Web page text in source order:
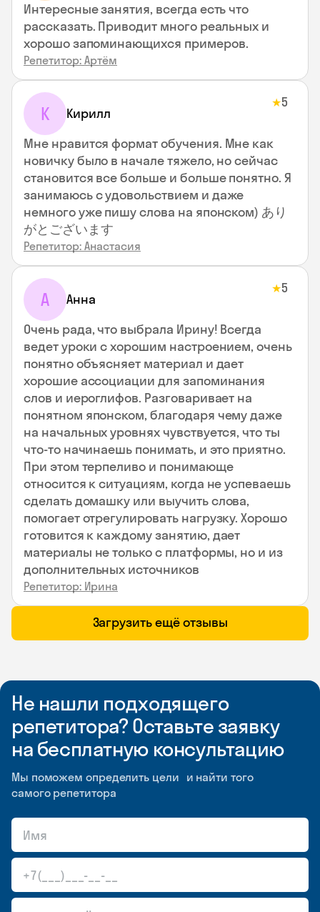
Интересные занятия, всегда есть что
рассказать. Приводит много реальных и
хорошо запоминающихся примеров.
Репетитор: Артём
К Кирилл
★5
Мне нравится формат обучения. Мне как
новичку было в начале тяжело, но сейчас
становится все больше и больше понятно. Я
занимаюсь с удовольствием и даже
немного уже пишу слова на японском) あり
がとございます
Репетитор: Анастасия
А Анна
★5
Очень рада, что выбрала Ирину! Всегда
ведет уроки с хорошим настроением, очень
понятно объясняет материал и дает
хорошие ассоциации для запоминания
слов и иероглифов. Разговаривает на
понятном японском, благодаря чему даже
на начальных уровнях чувствуется, что ты
что-то начинаешь понимать, и это приятно.
При этом терпеливо и понимающе
относится к ситуациям, когда не успеваешь
сделать домашку или выучить слова,
помогает отрегулировать нагрузку. Хорошо
готовится к каждому занятию, дает
материалы не только с платформы, но и из
дополнительных источников
Репетитор: Ирина
Загрузить ещё отзывы
Не нашли подходящего
репетитора? Оставьте заявку
на бесплатную консультацию
Мы поможем определить цели и найти того
самого репетитора